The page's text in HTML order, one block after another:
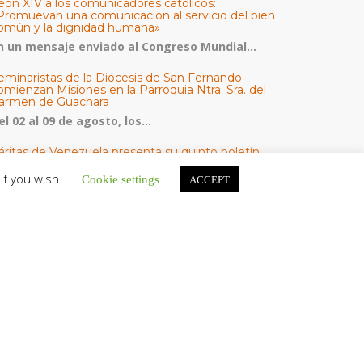
XIV a los comunicadores católicos:
una comunicación al servicio del bien
y la dignidad humana»
un mensaje enviado al Congreso Mundial...
de la Diócesis de San Fernando
Misiones en la Parroquia Ntra. Sra. del
de Guachara
02 al 09 de agosto, los...
de Venezuela presenta su quinto boletín
la atención a familias tras los terremotos
de Venezuela publicó este martes 4...
you wish. Cookie settings ACCEPT